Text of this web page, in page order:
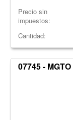
Precio sin
impuestos:
Cantidad:
07745 -